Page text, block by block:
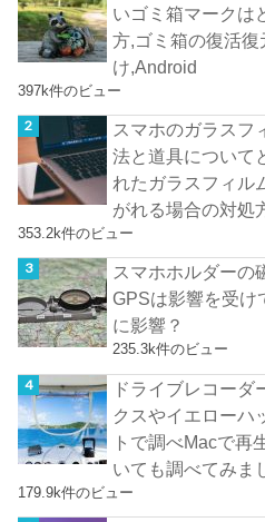
いゴミ箱マークは
方,ゴミ箱の復活
け,Android
397k件のビュー
スマホのガラスフ
法と道具について
れたガラスフィル
がれる場合の対処
353.2k件のビュー
スマホホルダーの
GPSは影響を受け
に影響？
235.3k件のビュー
ドライブレコーダ
クスやイエローハ
トで調べMacで再
いても調べてみま
179.9k件のビュー